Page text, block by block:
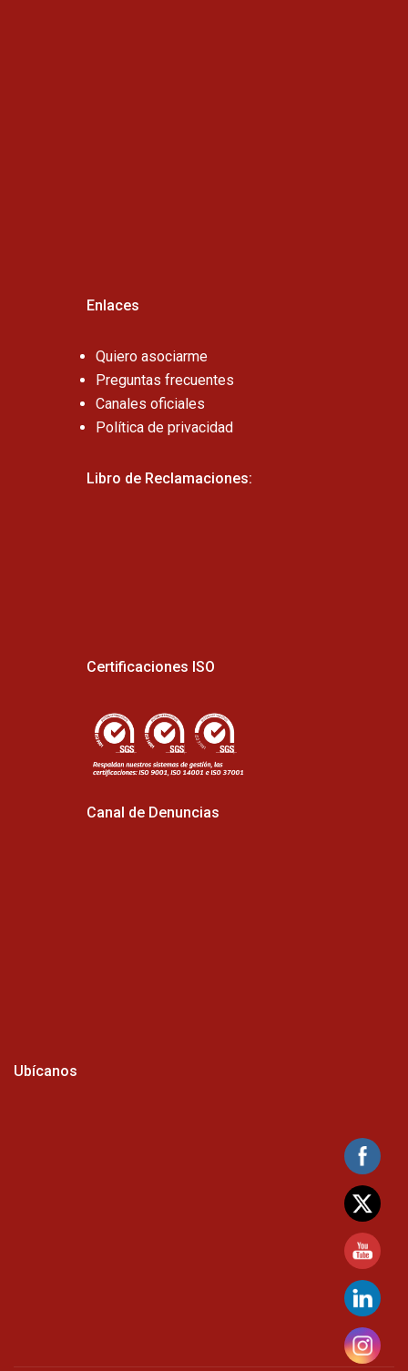
Enlaces
Quiero asociarme
Preguntas frecuentes
Canales oficiales
Política de privacidad
Libro de Reclamaciones:
Certificaciones ISO
Canal de Denuncias
Ubícanos